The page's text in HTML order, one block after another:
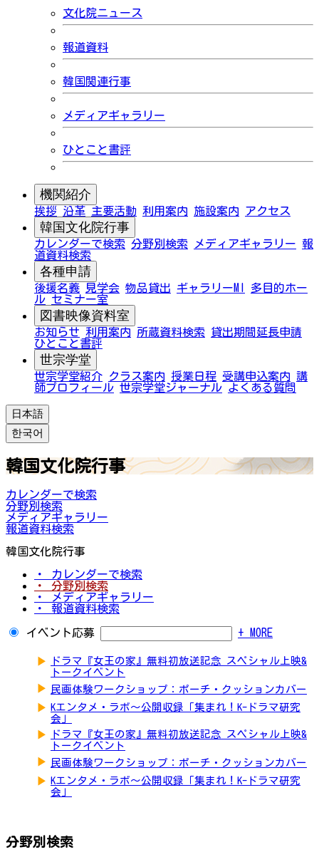
文化院ニュース
報道資料
韓国関連行事
メディアギャラリー
ひとこと書評
機関紹介
挨拶 沿革 主要活動 利用案内 施設案内 アクセス
韓国文化院行事
カレンダーで検索 分野別検索 メディアギャラリー 報
道資料検索
各種申請
後援名義 見学会 物品貸出 ギャラリーMI
多目的ホー
ル セミナー室
図書映像資料室
お知らせ 利用案内 所蔵資料検索
貸出期間延長申請
ひとこと書評
世宗学堂
世宗学堂紹介 クラス案内 授業日程 受講申込案内 講
師プロフィール 世宗学堂ジャーナル よくある質問
日本語
한국어
韓国文化院行事
カレンダーで検索
分野別検索
メディアギャラリー
報道資料検索
韓国文化院行事
・ カレンダーで検索
・ 分野別検索
・ メディアギャラリー
・ 報道資料検索
イベント応募 + MORE
▶
ドラマ『女王の家』無料初放送記念 スペシャル上映&
トークイベント
▶ 民画体験ワークショップ：ポーチ・クッションカバー
▶ Kエンタメ・ラボ～公開収録「集まれ！K-ドラマ研究
会」
▶
ドラマ『女王の家』無料初放送記念 スペシャル上映&
トークイベント
▶ 民画体験ワークショップ：ポーチ・クッションカバー
▶ Kエンタメ・ラボ～公開収録「集まれ！K-ドラマ研究
会」
分野別検索